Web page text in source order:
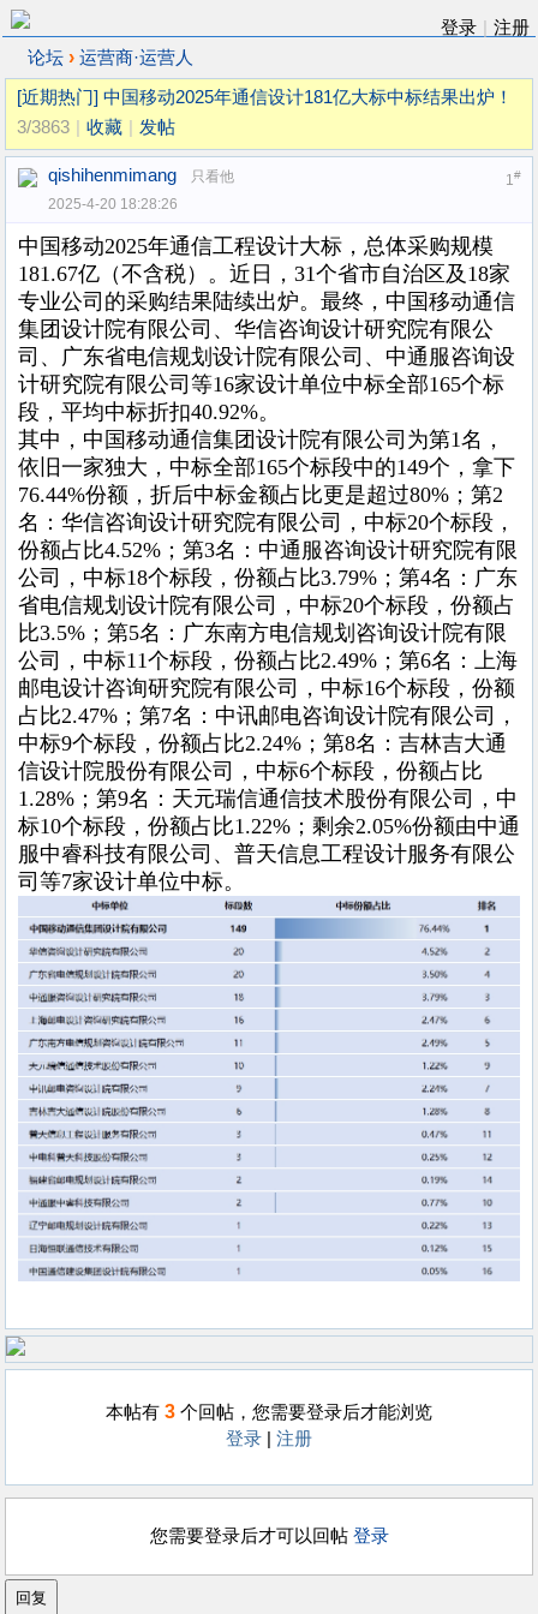
登录
注册
论坛 › 运营商·运营人
[近期热门] 中国移动2025年通信设计181亿大标中标结果出炉！
3/3863
收藏 发帖
1#
qishihenmimang
只看他
2025-4-20 18:28:26
中国移动2025年通信工程设计大标， 总体采购规模
181.67亿（不含税）。 近日， 31个省市自治区及18家
专业公司的采购结果陆续出炉。最终， 中国移动通信
集团设计院有限公司、华信咨询设计研究院有限公
司、广东省电信规划设计院有限公司、中通服咨询设
计研究院有限公司等16家设计单位中标全部165个标
段 ，平均中标折扣40.92%。
其中，中国移动通信集团设计院有限公司为第1名，
依旧一家独大，中标全部165个标段中的149个，拿下
76.44%份额，折后中标金额占比更是超过80%；第2
名：华信咨询设计研究院有限公司，中标20个标段，
份额占比4.52%；第3名：中通服咨询设计研究院有限
公司，中标18个标段，份额占比3.79%；第4名：广东
省电信规划设计院有限公司，中标20个标段，份额占
比3.5%；第5名：广东南方电信规划咨询设计院有限
公司，中标11个标段，份额占比2.49%；第6名：上海
邮电设计咨询研究院有限公司，中标16个标段，份额
占比2.47%；第7名：中讯邮电咨询设计院有限公司，
中标9个标段，份额占比2.24%；第8名：吉林吉大通
信设计院股份有限公司，中标6个标段，份额占比
1.28%；第9名：天元瑞信通信技术股份有限公司，中
标10个标段，份额占比1.22%；剩余2.05%份额由中通
服中睿科技有限公司、普天信息工程设计服务有限公
司等7家设计单位中标。
本帖有 3 个回帖，您需要登录后才能浏览
登录
注册
您需要登录后才可以回帖 登录